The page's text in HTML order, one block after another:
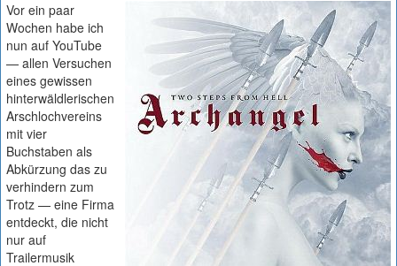
Vor ein paar
Wochen habe ich
nun auf YouTube
— allen Versuchen
eines gewissen
hinterwäldlerischen
Arschlochvereins
mit vier
Buchstaben als
Abkürzung das zu
verhindern zum
Trotz — eine Firma
entdeckt, die nicht
nur auf
Trailermusik